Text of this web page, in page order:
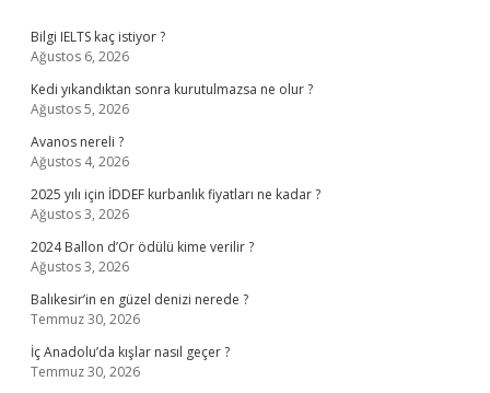
Bilgi IELTS kaç istiyor ?
Ağustos 6, 2026
Kedi yıkandıktan sonra kurutulmazsa ne olur ?
Ağustos 5, 2026
Avanos nereli ?
Ağustos 4, 2026
2025 yılı için İDDEF kurbanlık fiyatları ne kadar ?
Ağustos 3, 2026
2024 Ballon d’Or ödülü kime verilir ?
Ağustos 3, 2026
Balıkesir’in en güzel denizi nerede ?
Temmuz 30, 2026
İç Anadolu’da kışlar nasıl geçer ?
Temmuz 30, 2026